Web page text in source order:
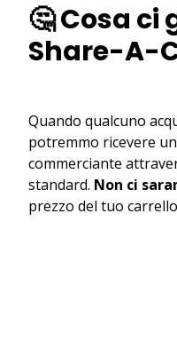
🤔 Cosa
Share-A-
Quando qualcuno
potremmo ricevere
commerciante
standard. Non ci
prezzo del tuo